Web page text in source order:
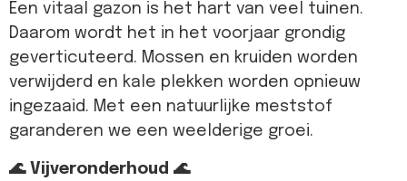
Een vitaal gazon is het hart van veel tuinen.
Daarom wordt het in het voorjaar grondig
geverticuteerd. Mossen en kruiden worden
verwijderd en kale plekken worden opnieuw
ingezaaid. Met een natuurlijke meststof
garanderen we een weelderige groei.
🌊 Vijveronderhoud 🌊